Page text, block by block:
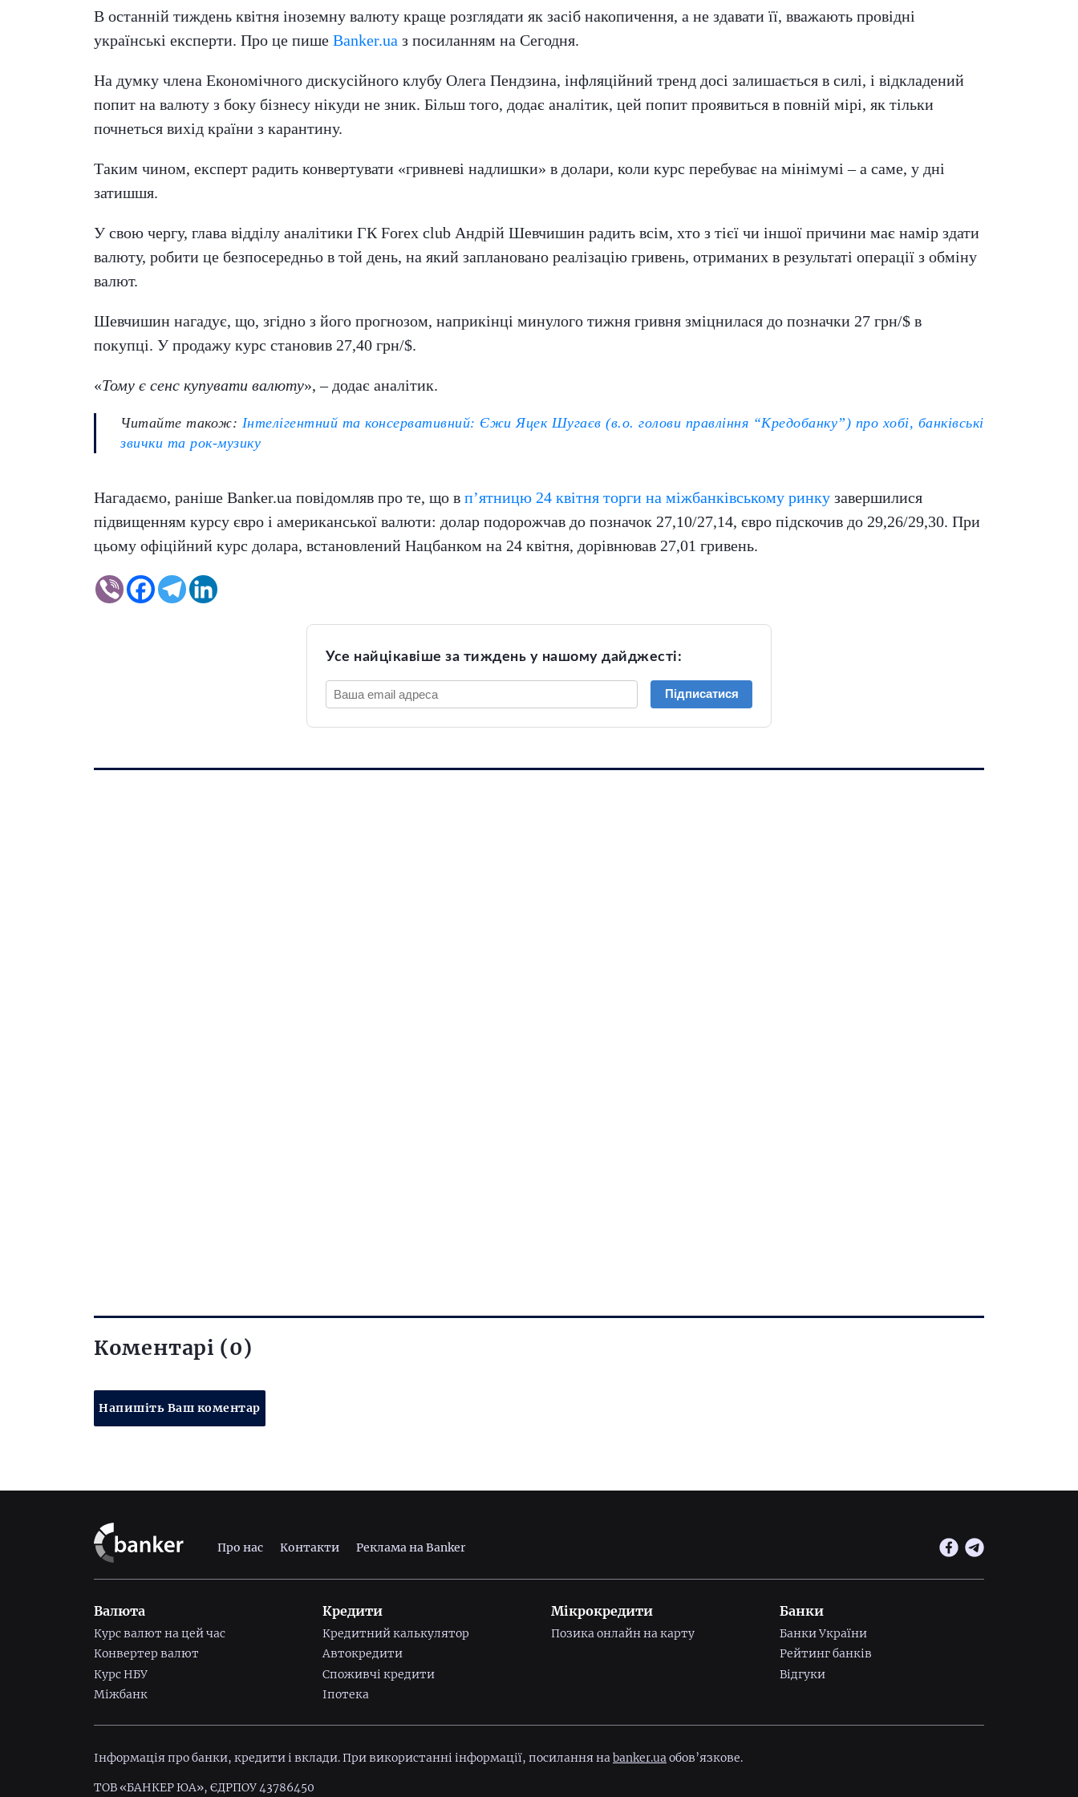
В останній тиждень квітня іноземну валюту краще розглядати як засіб накопичення, а не здавати її, вважають провідні
українські експерти. Про це пише Banker.ua з посиланням на Сегодня.
На думку члена Економічного дискусійного клубу Олега Пендзина, інфляційний тренд досі залишається в силі, і відкладений
попит на валюту з боку бізнесу нікуди не зник. Більш того, додає аналітик, цей попит проявиться в повній мірі, як тільки
почнеться вихід країни з карантину.
Таким чином, експерт радить конвертувати «гривневі надлишки» в долари, коли курс перебуває на мінімумі – а саме, у дні
затишшя.
У свою чергу, глава відділу аналітики ГК Forex club Андрій Шевчишин радить всім, хто з тієї чи іншої причини має намір здати
валюту, робити це безпосередньо в той день, на який заплановано реалізацію гривень, отриманих в результаті операції з обміну
валют.
Шевчишин нагадує, що, згідно з його прогнозом, наприкінці минулого тижня гривня зміцнилася до позначки 27 грн/$ в
покупці. У продажу курс становив 27,40 грн/$.
«Тому є сенс купувати валюту», – додає аналітик.
Читайте також: Інтелігентний та консервативний: Єжи Яцек Шугаєв (в.о. голови правління “Кредобанку”) про хобі, банківські
звички та рок-музику
Нагадаємо, раніше Banker.ua повідомляв про те, що в п’ятницю 24 квітня торги на міжбанківському ринку завершилися
підвищенням курсу євро і американської валюти: долар подорожчав до позначок 27,10/27,14, євро підскочив до 29,26/29,30. При
цьому офіційний курс долара, встановлений Нацбанком на 24 квітня, дорівнював 27,01 гривень.
Усе найцікавіше за тиждень у нашому дайджесті:
Підписатися
Коментарі (0)
Напишіть Ваш коментар
Про нас Контакти Реклама на Banker
Валюта
Курс валют на цей час
Конвертер валют
Курс НБУ
Міжбанк
Кредити
Кредитний калькулятор
Автокредити
Споживчі кредити
Іпотека
Мікрокредити
Позика онлайн на карту
Банки
Банки України
Рейтинг банків
Відгуки
Інформація про банки, кредити і вклади. При використанні інформації, посилання наbanker.uaобов’язкове.
ТОВ «БАНКЕР ЮА», ЄДРПОУ 43786450